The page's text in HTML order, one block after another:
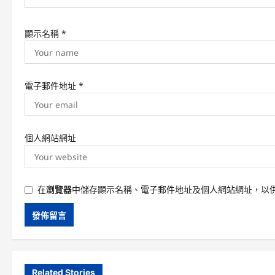
n
顯示名稱 *
電子郵件地址 *
個人網站網址
在瀏覽器中儲存顯示名稱、電子郵件地址及個人網站網址，以
Related Stories